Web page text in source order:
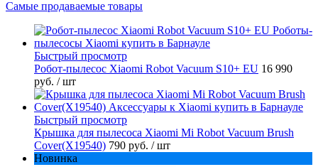
Самые продаваемые товары
Быстрый просмотр
Робот-пылесос Xiaomi Robot Vacuum S10+ EU 16 990
руб. / шт
Быстрый просмотр
Крышка для пылесоса Xiaomi Mi Robot Vacuum Brush
Cover(X19540) 790 руб. / шт
Новинка